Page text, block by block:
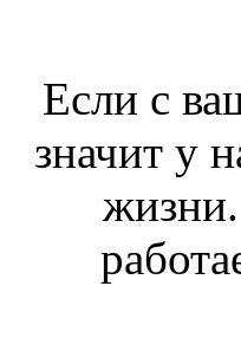
Если с
значит у